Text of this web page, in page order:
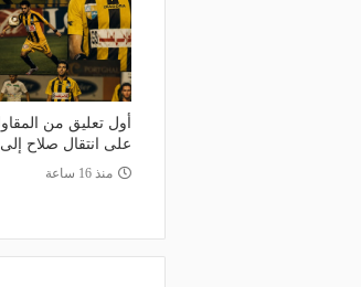
أول تعليق من
على انتقال صلاح
منذ 16 ساعة